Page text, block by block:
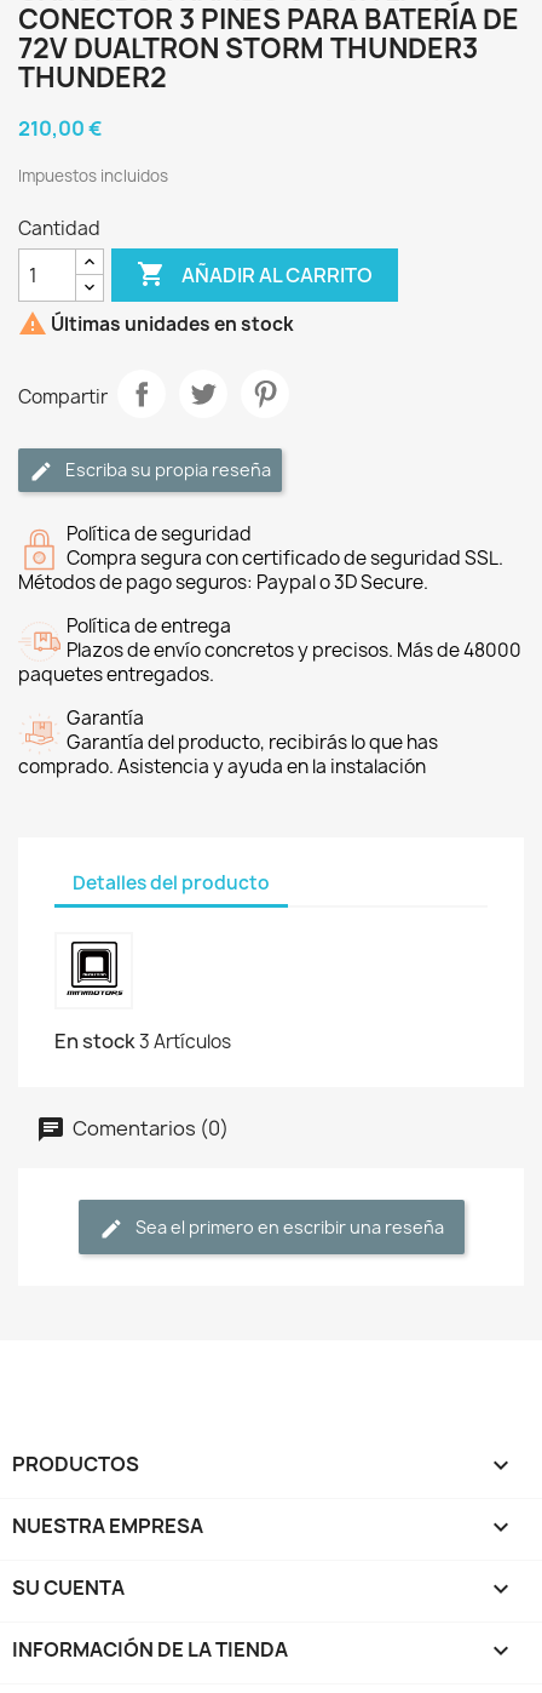
CONECTOR 3 PINES PARA BATERÍA DE
72V DUALTRON STORM THUNDER3
THUNDER2
210,00 €
Impuestos incluidos
Cantidad
 AÑADIR AL CARRITO
 Últimas unidades en stock
Compartir
Escriba su propia reseña
Política de seguridad
Compra segura con certificado de seguridad SSL.
Métodos de pago seguros: Paypal o 3D Secure.
Política de entrega
Plazos de envío concretos y precisos. Más de 48000
paquetes entregados.
Garantía
Garantía del producto, recibirás lo que has
comprado. Asistencia y ayuda en la instalación
Detalles del producto
En stock3 Artículos
Comentarios (0)
Sea el primero en escribir una reseña
PRODUCTOS 
NUESTRA EMPRESA 
SU CUENTA 
INFORMACIÓN DE LA TIENDA keyboard_arrow_down